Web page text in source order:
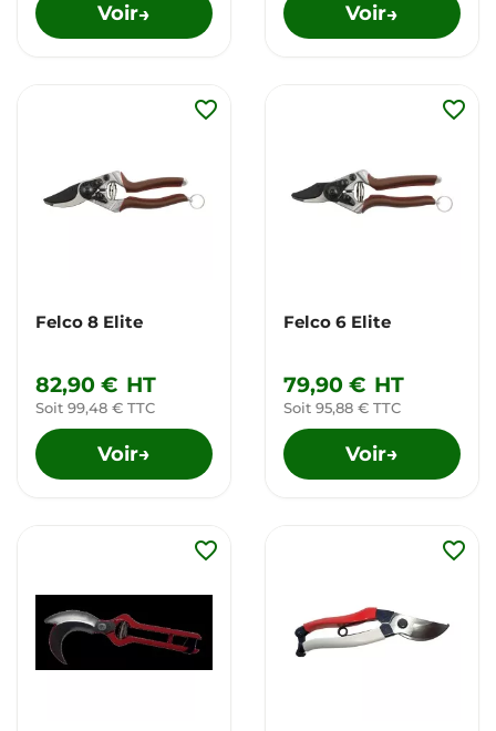
Voir→ Voir→
Felco 8 Elite
82,90 € HT
Soit 99,48 € TTC
Voir→
favorite_border
Felco 6 Elite
79,90 € HT
Soit 95,88 € TTC
Voir→
favorite_border
favorite_border favorite_border